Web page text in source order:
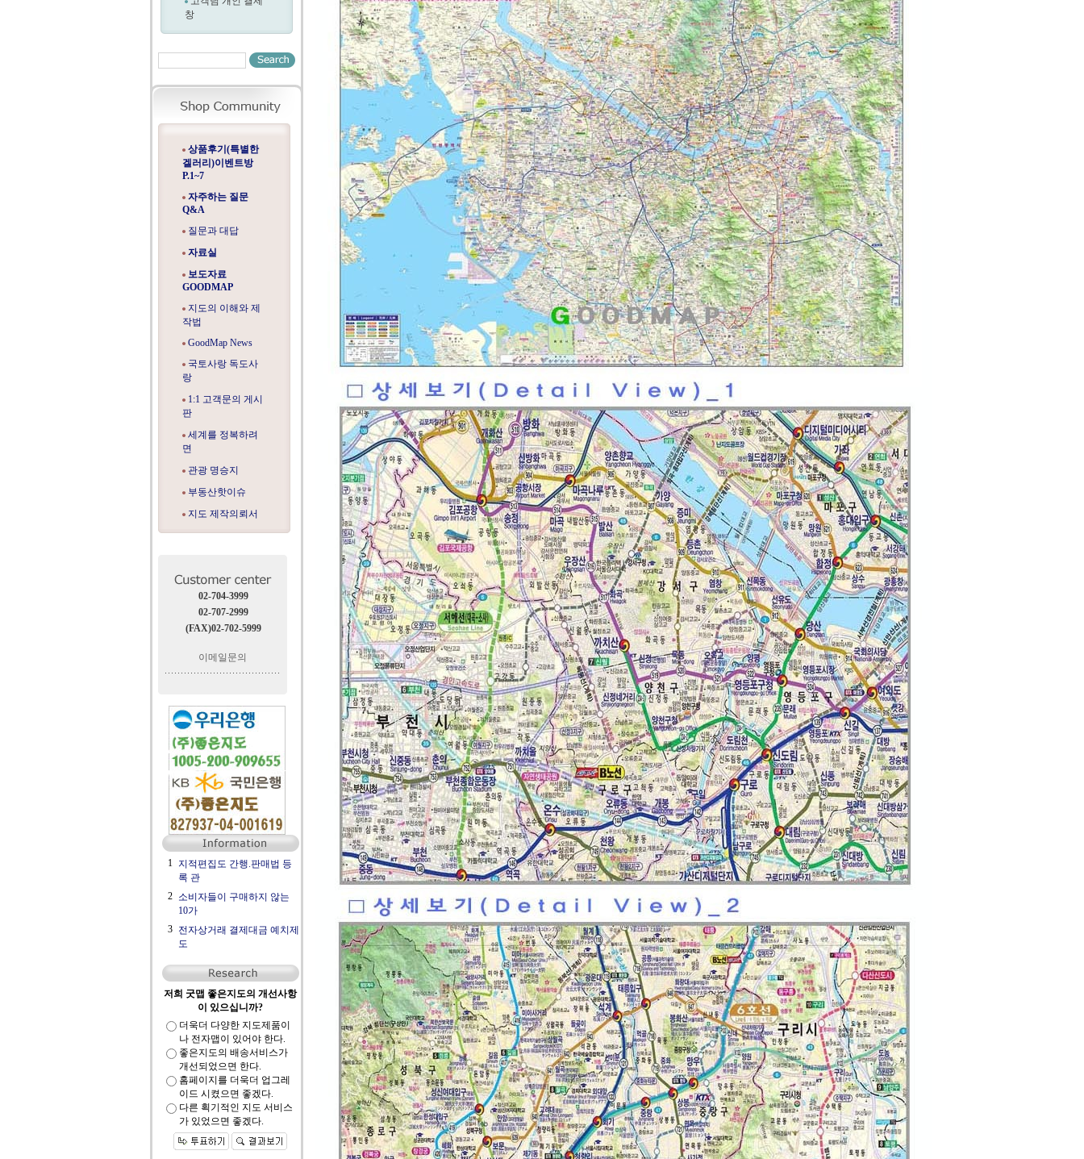
창
상품후기(특별한
겔러리)이벤트방
P.1~7
자주하는 질문
Q&A
질문과 대답
자료실
보도자료
GOODMAP
지도의 이해와 제
작법
GoodMap News
국토사랑 독도사
랑
1:1 고객문의 게시
판
세계를 정복하려
면
관광 명승지
부동산핫이슈
지도 제작의뢰서
02-704-3999
02-707-2999
(FAX)02-702-5999
이메일문의
1
지적편집도 간행.판매법 등
록 관
2
소비자들이 구매하지 않는
10가
3
전자상거래 결제대금 예치제
도
저희 굿맵 좋은지도의 개선사항
이 있으십니까?
더욱더 다양한 지도제품이
나 전자맵이 있어야 한다.
좋은지도의 배송서비스가
개선되었으면 한다.
홈페이지를 더욱더 업그레
이드 시켰으면 좋겠다.
다른 획기적인 지도 서비스
가 있었으면 좋겠다.